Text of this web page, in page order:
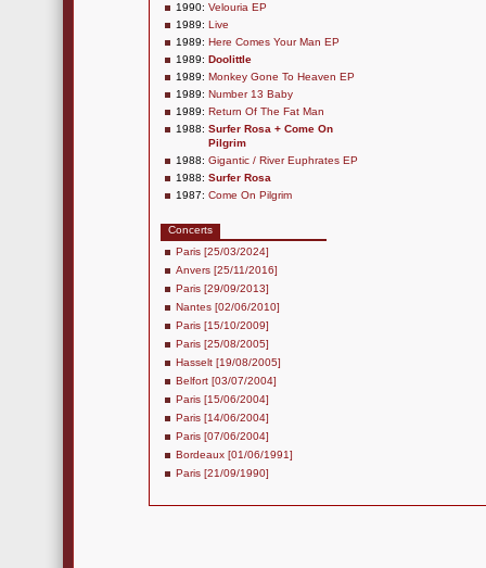
1990: Velouria EP
1989: Live
1989: Here Comes Your Man EP
1989: Doolittle
1989: Monkey Gone To Heaven EP
1989: Number 13 Baby
1989: Return Of The Fat Man
1988: Surfer Rosa + Come On
Pilgrim
1988: Gigantic / River Euphrates EP
1988: Surfer Rosa
1987: Come On Pilgrim
Concerts
Paris [25/03/2024]
Anvers [25/11/2016]
Paris [29/09/2013]
Nantes [02/06/2010]
Paris [15/10/2009]
Paris [25/08/2005]
Hasselt [19/08/2005]
Belfort [03/07/2004]
Paris [15/06/2004]
Paris [14/06/2004]
Paris [07/06/2004]
Bordeaux [01/06/1991]
Paris [21/09/1990]